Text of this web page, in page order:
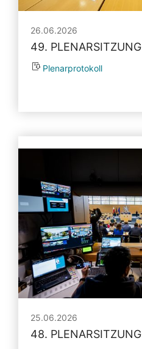
26.06.2026
49. PLENARSITZUNG
Plenarprotokoll
25.06.2026
48. PLENARSITZUNG